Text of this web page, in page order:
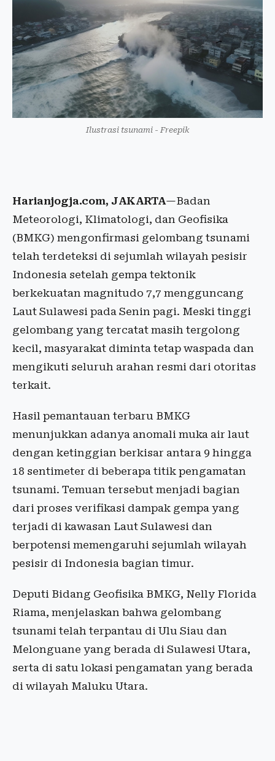
Ilustrasi tsunami - Freepik
Harianjogja.com, JAKARTA—Badan
Meteorologi, Klimatologi, dan Geofisika
(BMKG) mengonfirmasi gelombang tsunami
telah terdeteksi di sejumlah wilayah pesisir
Indonesia setelah gempa tektonik
berkekuatan magnitudo 7,7 mengguncang
Laut Sulawesi pada Senin pagi. Meski tinggi
gelombang yang tercatat masih tergolong
kecil, masyarakat diminta tetap waspada dan
mengikuti seluruh arahan resmi dari otoritas
terkait.
Hasil pemantauan terbaru BMKG
menunjukkan adanya anomali muka air laut
dengan ketinggian berkisar antara 9 hingga
18 sentimeter di beberapa titik pengamatan
tsunami. Temuan tersebut menjadi bagian
dari proses verifikasi dampak gempa yang
terjadi di kawasan Laut Sulawesi dan
berpotensi memengaruhi sejumlah wilayah
pesisir di Indonesia bagian timur.
Deputi Bidang Geofisika BMKG, Nelly Florida
Riama, menjelaskan bahwa gelombang
tsunami telah terpantau di Ulu Siau dan
Melonguane yang berada di Sulawesi Utara,
serta di satu lokasi pengamatan yang berada
di wilayah Maluku Utara.